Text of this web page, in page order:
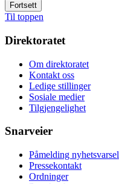
Fortsett
Til toppen
Direktoratet
Om direktoratet
Kontakt oss
Ledige stillinger
Sosiale medier
Tilgjengelighet
Snarveier
Påmelding nyhetsvarsel
Pressekontakt
Ordninger